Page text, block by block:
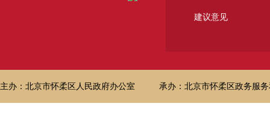
建议意见
主办：北京市怀柔区人民政府办公室 承办：北京市怀柔区政务服